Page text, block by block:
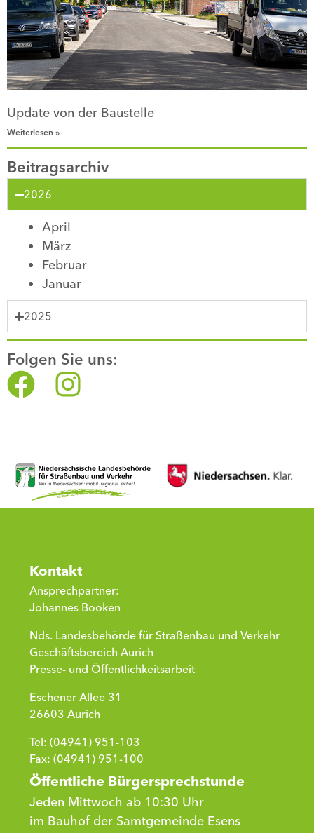
Update von der Baustelle
Weiterlesen »
Beitragsarchiv
2026
April
März
Februar
Januar
2025
Folgen Sie uns:
Kontakt
Ansprechpartner:
Johannes Booken
Nds. Landesbehörde für Straßenbau und Verkehr
Geschäftsbereich Aurich
Presse- und Öffentlichkeitsarbeit
Eschener Allee 31
26603 Aurich
Tel: (04941) 951-103
Fax: (04941) 951-100
Öffentliche Bürgersprechstunde
Jeden Mittwoch ab 10:30 Uhr
im Bauhof der Samtgemeinde Esens